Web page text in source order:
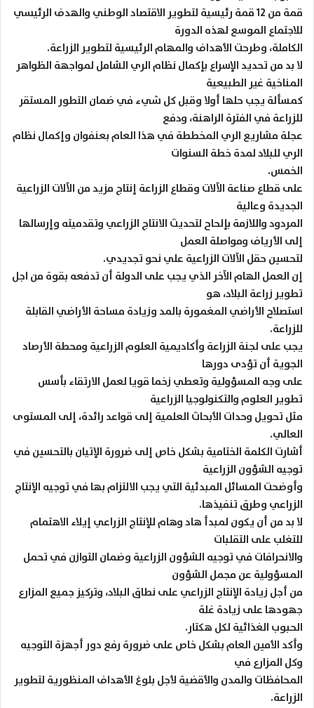
قمة من 12 قمة رئيسية لتطوير الاقتصاد الوطني والهدف الرئيسي
للاجتماع الموسع لهذه الدورة
الكاملة، وطرحت الأهداف والمهام الرئيسية لتطوير الزراعة.
لا بد من تحديد الإسراع بإكمال نظام الري الشامل لمواجهة الظواهر
المناخية غير الطبيعية
كمسألة يجب حلها أولا وقبل كل شيء في ضمان التطور المستقر
للزراعة في الفترة الراهنة، ودفع
عجلة مشاريع الري المخططة في هذا العام بعنفوان وإكمال نظام
الري للبلاد لمدة خطة السنوات
الخمس.
على قطاع صناعة الآلات وقطاع الزراعة إنتاج مزيد من الآلات الزراعية
الجديدة وعالية
المردود واللازمة بإلحاح لتحديث الانتاج الزراعي وتقدميته وإرسالها
إلى الأرياف ومواصلة العمل
لتحسين حقل الآلات الزراعية علي نحو تجديدي.
إن العمل الهام الآخر الذي يجب على الدولة أن تدفعه بقوة من اجل
تطوير زراعة البلاد، هو
استصلاح الأراضي المغمورة بالمد وزيادة مساحة الأراضي القابلة
للزراعة.
يجب على لجنة الزراعة وأكاديمية العلوم الزراعية ومحطة الأرصاد
الجوية أن تؤدى دورها
على وجه المسؤولية وتعطي زخما قويا لعمل الارتقاء بأسس
تطوير العلوم والتكنولوجيا الزراعية
مثل تحويل وحدات الأبحاث العلمية إلى قواعد رائدة، إلى المستوى
العالي.
أشارت الكلمة الختامية بشكل خاص إلى ضرورة الإتيان بالتحسين في
توجيه الشؤون الزراعية
وأوضحت المسائل المبدئية التي يجب الالتزام بها في توجيه الإنتاج
الزراعي وطرق تنفيذها.
لا بد من أن يكون لمبدأ هاد وهام للإنتاج الزراعي إيلاء الاهتمام
للتغلب على التقلبات
والانحرافات في توجيه الشؤون الزراعية وضمان التوازن في تحمل
المسؤولية عن مجمل الشؤون
من أجل زيادة الإنتاج الزراعي على نطاق البلاد، وتركيز جميع المزارع
جهودها على زيادة غلة
الحبوب الغذائية لكل هكتار.
وأكد الأمين العام بشكل خاص على ضرورة رفع دور أجهزة التوجيه
وكل المزارع في
المحافظات والمدن والأقضية لأجل بلوغ الأهداف المنظورية لتطوير
الزراعة.